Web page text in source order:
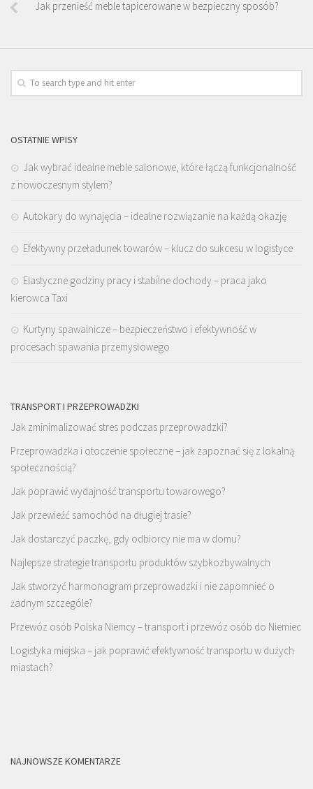
Jak przenieść meble tapicerowane w bezpieczny sposób?
OSTATNIE WPISY
Jak wybrać idealne meble salonowe, które łączą funkcjonalność
z nowoczesnym stylem?
Autokary do wynajęcia – idealne rozwiązanie na każdą okazję
Efektywny przeładunek towarów – klucz do sukcesu w logistyce
Elastyczne godziny pracy i stabilne dochody – praca jako
kierowca Taxi
Kurtyny spawalnicze – bezpieczeństwo i efektywność w
procesach spawania przemysłowego
TRANSPORT I PRZEPROWADZKI
Jak zminimalizować stres podczas przeprowadzki?
Przeprowadzka i otoczenie społeczne – jak zapoznać się z lokalną
społecznością?
Jak poprawić wydajność transportu towarowego?
Jak przewieźć samochód na długiej trasie?
Jak dostarczyć paczkę, gdy odbiorcy nie ma w domu?
Najlepsze strategie transportu produktów szybkozbywalnych
Jak stworzyć harmonogram przeprowadzki i nie zapomnieć o
żadnym szczególe?
Przewóz osób Polska Niemcy – transport i przewóz osób do Niemiec
Logistyka miejska – jak poprawić efektywność transportu w dużych
miastach?
NAJNOWSZE KOMENTARZE